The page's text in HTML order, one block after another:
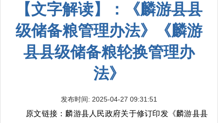
【文字解读】：《麟游县县
级储备粮管理办法》《麟游
县县级储备粮轮换管理办
法》
发布时间: 2025-04-27 09:31:51
原文链接：麟游县人民政府关于修订印发《麟游县县